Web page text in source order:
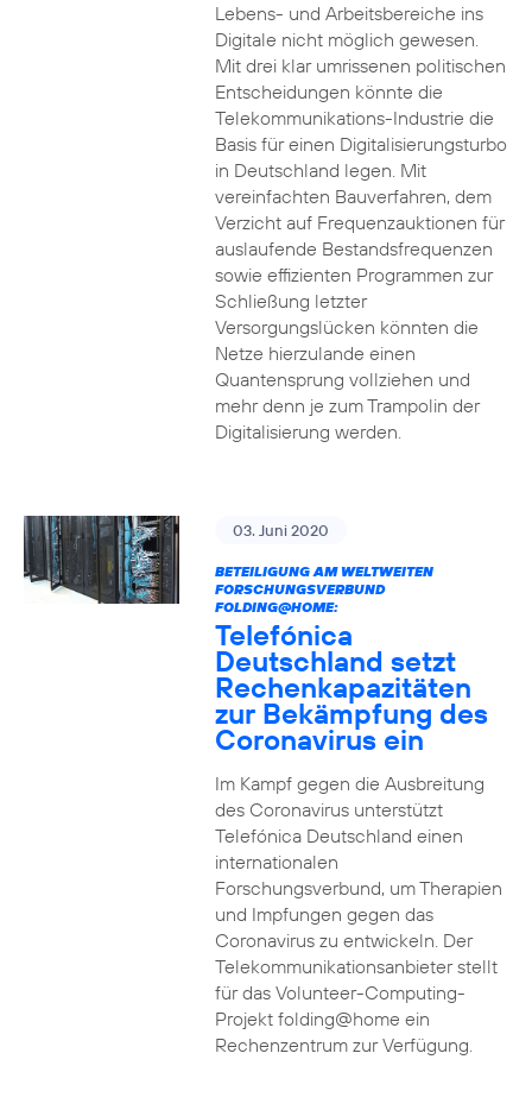
Lebens- und Arbeitsbereiche ins
Digitale nicht möglich gewesen.
Mit drei klar umrissenen politischen
Entscheidungen könnte die
Telekommunikations-Industrie die
Basis für einen Digitalisierungsturbo
in Deutschland legen. Mit
vereinfachten Bauverfahren, dem
Verzicht auf Frequenzauktionen für
auslaufende Bestandsfrequenzen
sowie effizienten Programmen zur
Schließung letzter
Versorgungslücken könnten die
Netze hierzulande einen
Quantensprung vollziehen und
mehr denn je zum Trampolin der
Digitalisierung werden.
03. Juni 2020
BETEILIGUNG AM WELTWEITEN
FORSCHUNGSVERBUND
FOLDING@HOME:
Telefónica
Deutschland setzt
Rechenkapazitäten
zur Bekämpfung des
Coronavirus ein
Im Kampf gegen die Ausbreitung
des Coronavirus unterstützt
Telefónica Deutschland einen
internationalen
Forschungsverbund, um Therapien
und Impfungen gegen das
Coronavirus zu entwickeln. Der
Telekommunikationsanbieter stellt
für das Volunteer-Computing-
Projekt folding@home ein
Rechenzentrum zur Verfügung.